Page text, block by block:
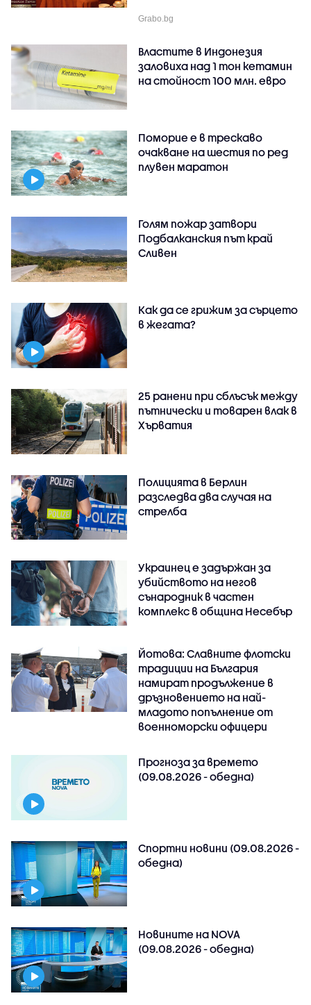
Grabo.bg
Властите в Индонезия
заловиха над 1 тон кетамин
на стойност 100 млн. евро
Поморие е в трескаво
очакване на шестия по ред
плувен маратон
Голям пожар затвори
Подбалканския път край
Сливен
Как да се грижим за сърцето
в жегата?
25 ранени при сблъсък между
пътнически и товарен влак в
Хърватия
Полицията в Берлин
разследва два случая на
стрелба
Украинец е задържан за
убийството на негов
сънародник в частен
комплекс в община Несебър
Йотова: Славните флотски
традиции на България
намират продължение в
дръзновението на най-
младото попълнение от
военноморски офицери
Прогноза за времето
(09.08.2026 - обедна)
Спортни новини (09.08.2026 -
обедна)
Новините на NOVA
(09.08.2026 - обедна)